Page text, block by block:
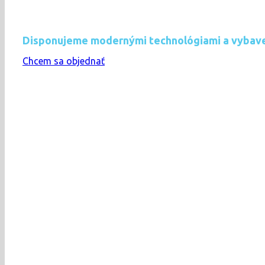
Disponujeme modernými technológiami a
Chcem sa objednať